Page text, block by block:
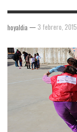
hoyaldia — 3 febrero, 2015